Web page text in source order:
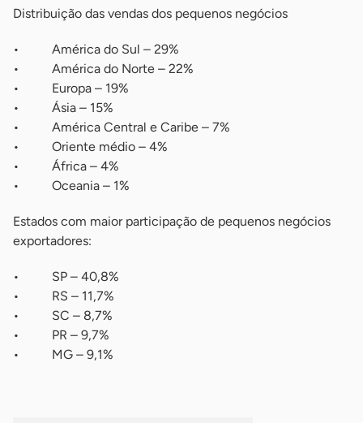
Distribuição das vendas dos pequenos negócios
• América do Sul – 29%
• América do Norte – 22%
• Europa – 19%
• Ásia – 15%
• América Central e Caribe – 7%
• Oriente médio – 4%
• África – 4%
• Oceania – 1%
Estados com maior participação de pequenos negócios
exportadores:
• SP – 40,8%
• RS – 11,7%
• SC – 8,7%
• PR – 9,7%
• MG – 9,1%